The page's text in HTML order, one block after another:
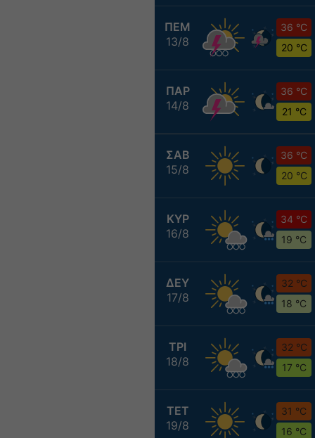
ΠΕΜ
13/8
36 °C
20 °C
ΠΑΡ
14/8
36 °C
21 °C
ΣΑΒ
15/8
36 °C
20 °C
ΚΥΡ
16/8
34 °C
19 °C
ΔΕΥ
17/8
32 °C
18 °C
ΤΡΙ
18/8
32 °C
17 °C
ΤΕΤ
19/8
31 °C
16 °C